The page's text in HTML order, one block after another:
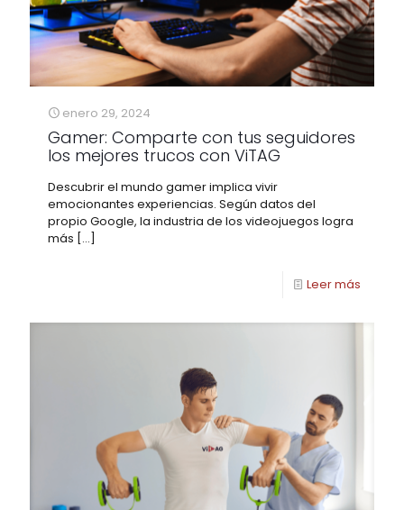
enero 29, 2024
Gamer: Comparte con tus seguidores
los mejores trucos con ViTAG
Descubrir el mundo gamer implica vivir
emocionantes experiencias. Según datos del
propio Google, la industria de los videojuegos logra
más […]
Leer más